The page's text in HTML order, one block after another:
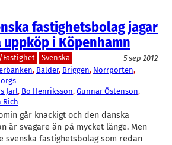
fastighetsbolag jagar
uppköp i Köpenhamn
Fastighet Svenska
5 sep 2012
, Balder, Briggen, Norrporten
Jarl, Bo Henriksson, Gunnar Östenson
Rich
går knackigt och den danska
är svagare än på mycket länge. Men
svenska fastighetsbolag som redan